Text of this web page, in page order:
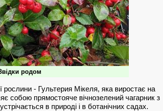
родом
рослини - Гультерия Мікеля, яка виростає на
собою прямостояче вічнозелений чагарник з
в природі і в ботанічних садах.